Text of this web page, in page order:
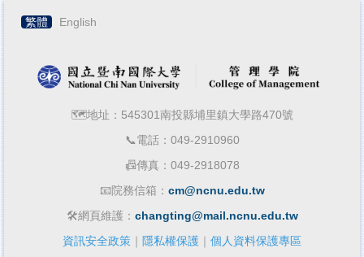
繁體 English
🗺️地址：545301南投縣埔里鎮大學路470號
📞電話：049-2910960
📠傳真：049-2918078
📧院務信箱： cm@ncnu.edu.tw
🛠️網頁維護： changting@mail.ncnu.edu.tw
資訊安全政策
隱私權保護 個人資料保護專區